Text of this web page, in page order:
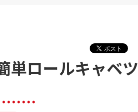
単ロールキャベツ